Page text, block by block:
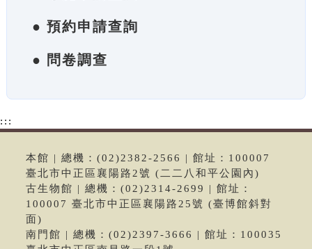
● 預約申請查詢
● 問卷調查
:::
本館 | 總機：(02)2382-2566 | 館址：100007
臺北市中正區襄陽路2號 (二二八和平公園內)
古生物館 | 總機：(02)2314-2699 | 館址：
100007 臺北市中正區襄陽路25號 (臺博館斜對
面)
南門館 | 總機：(02)2397-3666 | 館址：100035